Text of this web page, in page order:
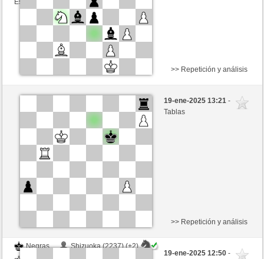
Esta partida es por puntos
Negras
Shizuoka (2239) (+2)
Tiempo: 2 minutes/side + 5 seconds/move
Esta partida es por puntos
>> Repetición y análisis
19-ene-2025 13:21-
Tablas
Negras
Shizuoka (2237) (+2)
>> Repetición y análisis
19-ene-2025 12:50-